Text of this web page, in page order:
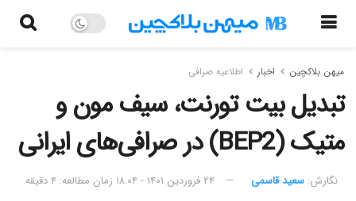
میهن بلاکچین اخبار اطلاعیه صرافی
تبدیل بیت تورنت، سیف مون و
متیک (BEP2) در صرافی‌های ایرانی
نگارش:‌ سعید قاسمی ۲۴ فروردین ۱۴۰۱ - ۱۸:۰۴ زمان مطالعه: ۴ دقیقه